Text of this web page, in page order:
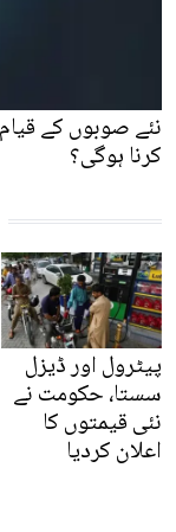
نئے صوبوں کے
کرنا ہوگی؟
پیٹرول اور ڈیزل
سستا، حکومت نے
نئی قیمتوں کا
اعلان کردیا